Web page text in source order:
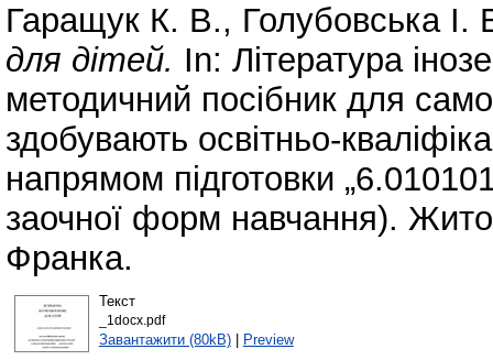
Гаращук К. В., Голубовська І.
для дітей. In: Література
методичний посібник для
здобувають освітньо-
напрямом підготовки
заочної форм навчання).
Франка.
Текст
_1docx.pdf
Завантажити (80kB)| Preview